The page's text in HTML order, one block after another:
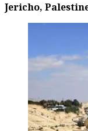
Jericho,